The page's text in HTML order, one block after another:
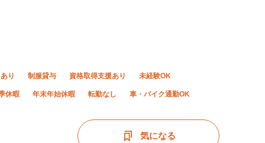
り 制服貸与 資格取得支援あり 未経験OK
休暇 年末年始休暇 転勤なし 車・バイク通勤OK
気になる